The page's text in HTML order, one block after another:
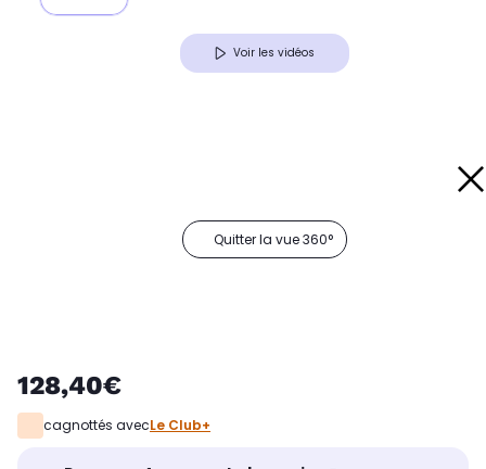
Voir les vidéos
Quitter la vue 360°
128,40€
cagnottés avecLe Club+